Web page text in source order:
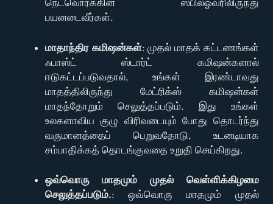
நெட்வொர்க்கின் ஸ்பில்ஓவரிலிருந்து
பயனடைவீர்கள்.
மாதாந்திர கமிஷன்கள்: முதல் மாதக் கட்டணங்கள்
ஃபாஸ்ட் ஸ்டார்ட் கமிஷன்களால்
ஈடுகட்டப்படுவதால், உங்கள் இரண்டாவது
மாதத்திலிருந்து மேட்ரிக்ஸ் கமிஷன்கள்
மாதந்தோறும் செலுத்தப்படும். இது உங்கள்
உலகளாவிய குழு விரிவடையும் போது தொடர்ந்து
வருமானத்தைப் பெறுவதோடு, உடனடியாக
சம்பாதிக்கத் தொடங்குவதை உறுதி செய்கிறது.
ஒவ்வொரு மாதமும் முதல் வெள்ளிக்கிழமை
செலுத்தப்படும்.: ஒவ்வொரு மாதமும் முதல்